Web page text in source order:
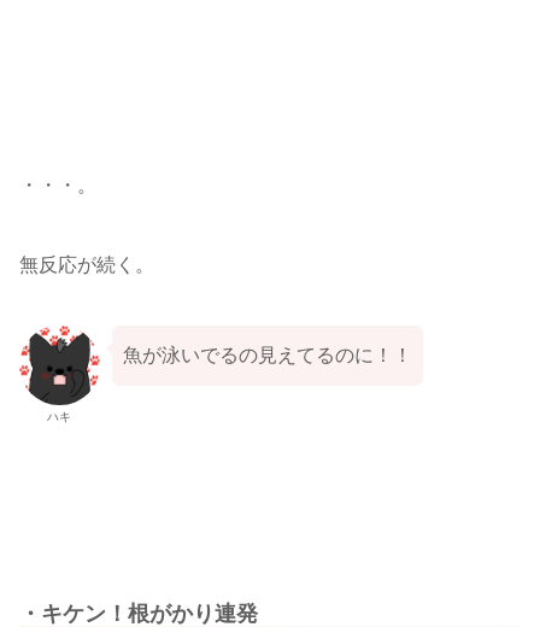
・・・。
無反応が続く。
ハキ
魚が泳いでるの見えてるのに！！
・キケン！根がかり連発